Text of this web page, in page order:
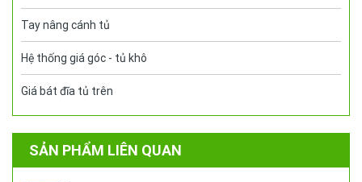
Tay nâng cánh tủ
Hệ thống giá góc - tủ khô
Giá bát đĩa tủ trên
SẢN PHẨM LIÊN QUAN